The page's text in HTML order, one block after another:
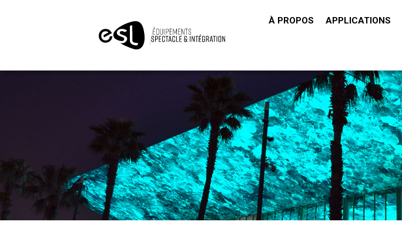
À PROPOS APPLICATIONS